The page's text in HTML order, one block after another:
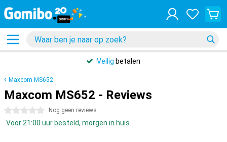
Veilig betalen
Maxcom MS652
Maxcom MS652 - Reviews
0 sterren Nog geen reviews
Voor 21:00 uur besteld, morgen in huis